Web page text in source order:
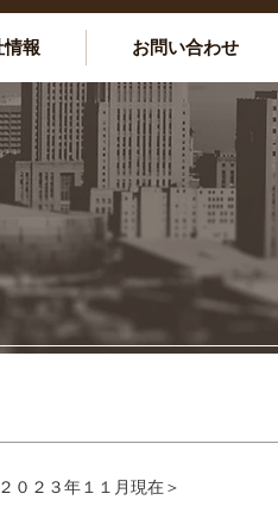
情報 お問い合わせ
０２３年１１月現在＞